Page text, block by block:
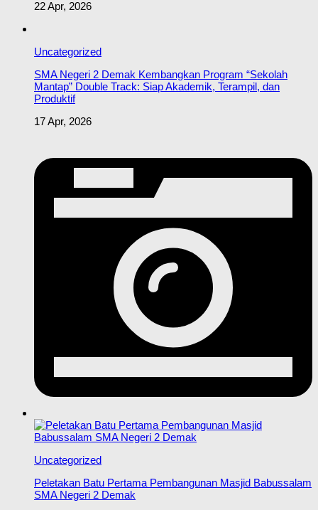
22 Apr, 2026
Uncategorized
SMA Negeri 2 Demak Kembangkan Program “Sekolah
Mantap” Double Track: Siap Akademik, Terampil, dan
Produktif
17 Apr, 2026
Uncategorized
Peletakan Batu Pertama Pembangunan Masjid Babussalam
SMA Negeri 2 Demak